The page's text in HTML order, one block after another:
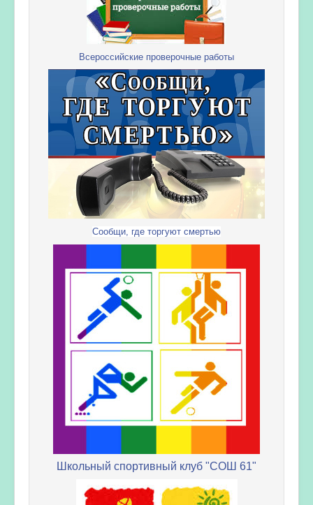
Всероссийские проверочные работы
Сообщи, где торгуют смертью
Школьный спортивный клуб "СОШ 61"